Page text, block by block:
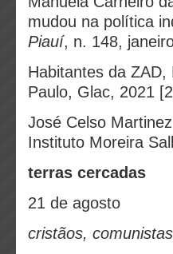
mudou na política
Piauí, n. 148,
Habitantes da
Paulo, Glac, 2021
José Celso
Instituto Moreira
terras cercadas
21 de agosto
cristãos,